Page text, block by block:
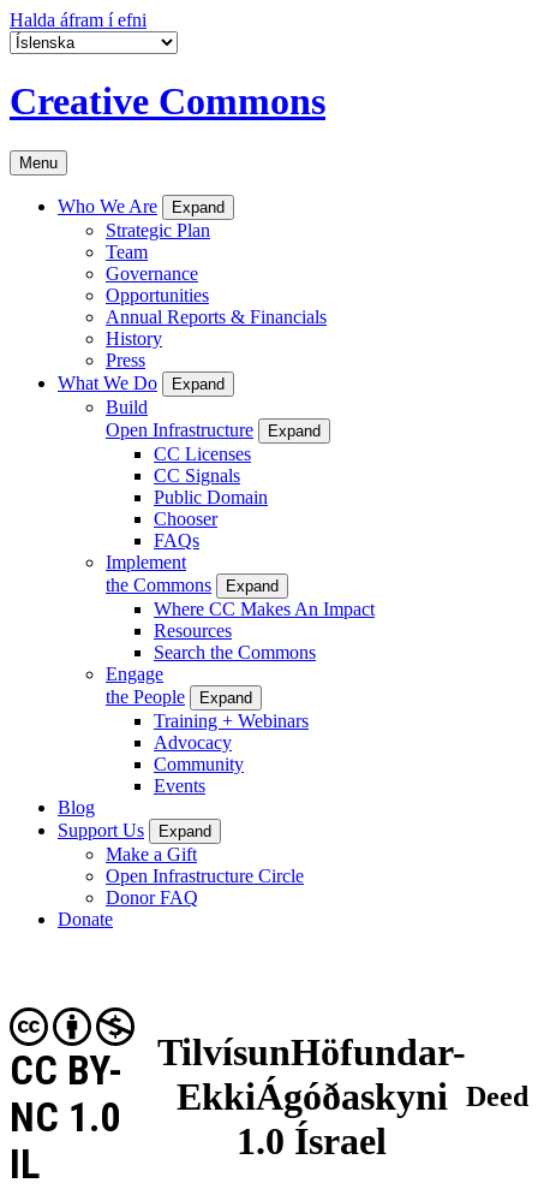
Halda áfram í efni
Creative Commons
Menu
Who We Are Expand
Strategic Plan
Team
Governance
Opportunities
Annual Reports & Financials
History
Press
What We Do
Expand
Build
Open Infrastructure
Expand
CC Licenses
CC Signals
Public Domain
Chooser
FAQs
Implement
the Commons
Expand
Where CC Makes An Impact
Resources
Search the Commons
Engage
the People
Expand
Training + Webinars
Advocacy
Community
Events
Blog
Support Us
Expand
Make a Gift
Open Infrastructure Circle
Donor FAQ
Donate
TilvísunHöfundar-
EkkiÁgóðaskyni
1.0 Ísrael
CC BY-
NC 1.0
IL
Deed